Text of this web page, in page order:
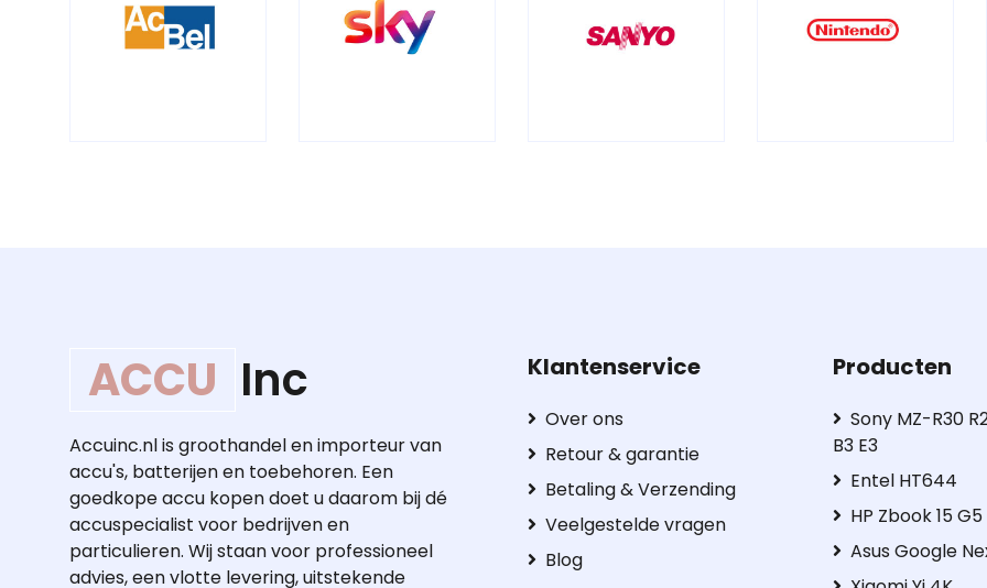
ACCU Inc
Accuinc.nl is groothandel en importeur van
accu's, batterijen en toebehoren. Een
goedkope accu kopen doet u daarom bij dé
accuspecialist voor bedrijven en
particulieren. Wij staan voor professioneel
advies, een vlotte levering, uitstekende
Klantenservice
Over ons
Retour & garantie
Betaling & Verzending
Veelgestelde vragen
Blog
Producten
Sony MZ-R30
B3 E3
Entel HT644
HP Zbook 15
Asus Google